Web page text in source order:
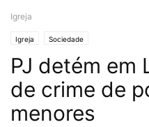
Igreja
Igreja Sociedade
PJ detém em
de crime de
menores